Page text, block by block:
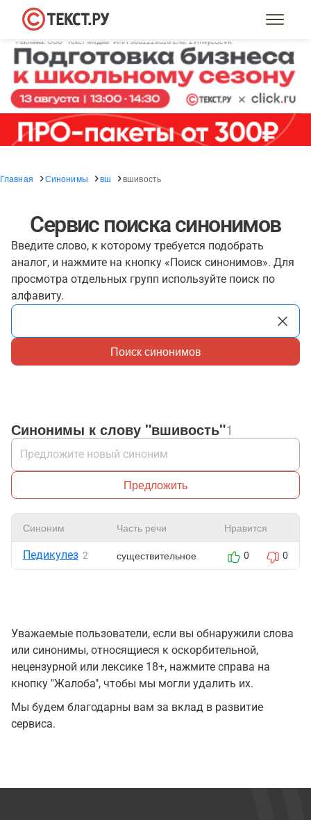
Главная Синонимы вш вшивость
Сервис поиска синонимов
Введите слово, к которому требуется подобрать
аналог, и нажмите на кнопку «Поиск синонимов». Для
просмотра отдельных групп используйте поиск по
алфавиту.
Поиск синонимов
Синонимы к слову "вшивость"1
Предложить
Синоним Часть речи Нравится
Педикулез 2 существительное 0 0
Уважаемые пользователи, если вы обнаружили слова
или синонимы, относящиеся к оскорбительной,
нецензурной или лексике 18+, нажмите справа на
кнопку "Жалоба", чтобы мы могли удалить их.
Мы будем благодарны вам за вклад в развитие
сервиса.